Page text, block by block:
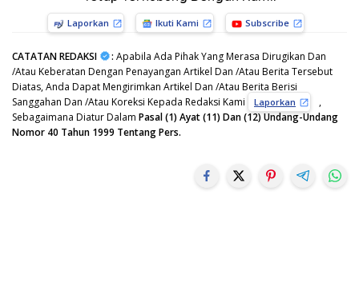
Laporkan Ikuti Kami Subscribe
CATATAN REDAKSI : Apabila Ada Pihak Yang Merasa Dirugikan Dan
/Atau Keberatan Dengan Penayangan Artikel Dan /Atau Berita Tersebut
Diatas, Anda Dapat Mengirimkan Artikel Dan /Atau Berita Berisi
Sanggahan Dan /Atau Koreksi Kepada Redaksi Kami
Laporkan
,
Sebagaimana Diatur Dalam Pasal (1) Ayat (11) Dan (12) Undang-Undang
Nomor 40 Tahun 1999 Tentang Pers.